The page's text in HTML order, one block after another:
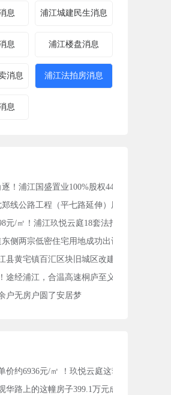
息 浦江城建民生消息
息 浦江楼盘消息
消息 浦江法拍房消息
息
逐！浦江国盛置业100%股权4487万元落槌，
郑线公路工程（平七路延伸）用地预审与选
元/㎡！浦江玖悦云庭18套法拍房成交，最
侧两宗低密住宅用地成功出让
县黄宅镇百汇区块旧城区改建国有土地上房
途经浦江，合温高速桐庐至义乌段项目可研
户无房户圆了安居梦
价约6936元/㎡ ！玖悦云庭这套房拍卖成功
华路上的这幢房子399.1万元成交！